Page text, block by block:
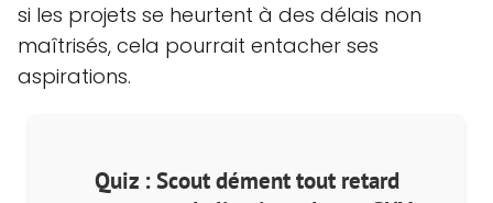
si les projets se heurtent à des délais non
maîtrisés, cela pourrait entacher ses
aspirations.
Quiz : Scout dément tout retard